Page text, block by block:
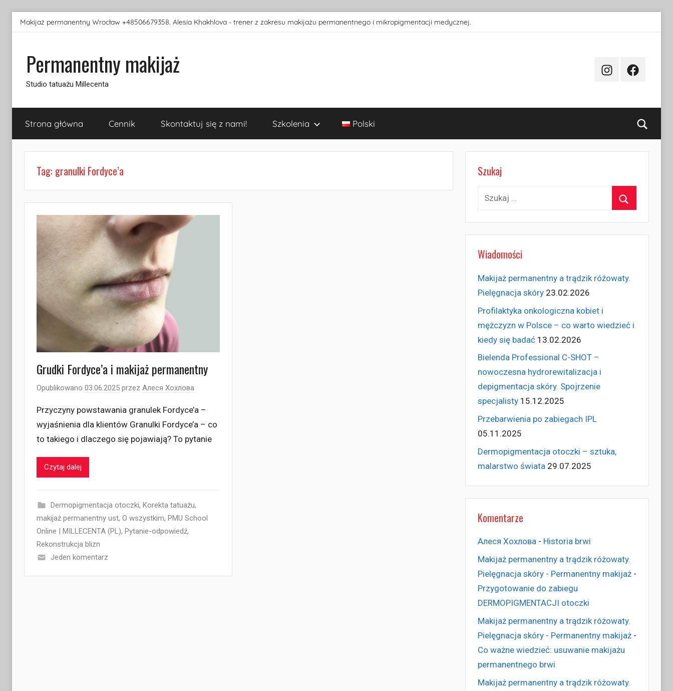
Przejdź
Makijaż permanentny Wrocław +48506679358. Alesia Khakhlova - trener z zakresu makijażu permanentnego i mikropigmentacji medycznej.
Permanentny makijaż
Studio tatuażu Millecenta
InstagramFacebook
Strona główna Cennik Skontaktuj się z nami! Szkolenia Polski
Tag: granulki Fordyce’a
Grudki Fordyce’a i makijaż permanentny
Opublikowano 03.06.2025 przez Алеся Хохлова
Przyczyny powstawania granulek Fordyce’a –
wyjaśnienia dla klientów Granulki Fordyce’a – co
to takiego i dlaczego się pojawiają? To pytanie
Czytaj dalej
Dermopigmentacja otoczki, Korekta tatuażu,
makijaż permanentny ust, O wszystkim, PMU School
Online | MILLECENTA (PL), Pytanie-odpowiedź,
Rekonstrukcja blizn
Jeden komentarz
Szukaj
Szukaj:
Wiadomości
Makijaż permanentny a trądzik różowaty.
Pielęgnacja skóry 23.02.2026
Profilaktyka onkologiczna kobiet i
mężczyzn w Polsce – co warto wiedzieć i
kiedy się badać 13.02.2026
Bielenda Professional C-SHOT –
nowoczesna hydrorewitalizacja i
depigmentacja skóry. Spojrzenie
specjalisty 15.12.2025
Przebarwienia po zabiegach IPL
05.11.2025
Dermopigmentacja otoczki – sztuka,
malarstwo świata 29.07.2025
Komentarze
Алеся Хохлова- Historia brwi
Makijaż permanentny a trądzik różowaty.
Pielęgnacja skóry - Permanentny makijaż-
Przygotowanie do zabiegu
DERMOPIGMENTACJI otoczki
Makijaż permanentny a trądzik różowaty.
Pielęgnacja skóry - Permanentny makijaż-
Co ważne wiedzieć: usuwanie makijażu
permanentnego brwi
Makijaż permanentny a trądzik różowaty.